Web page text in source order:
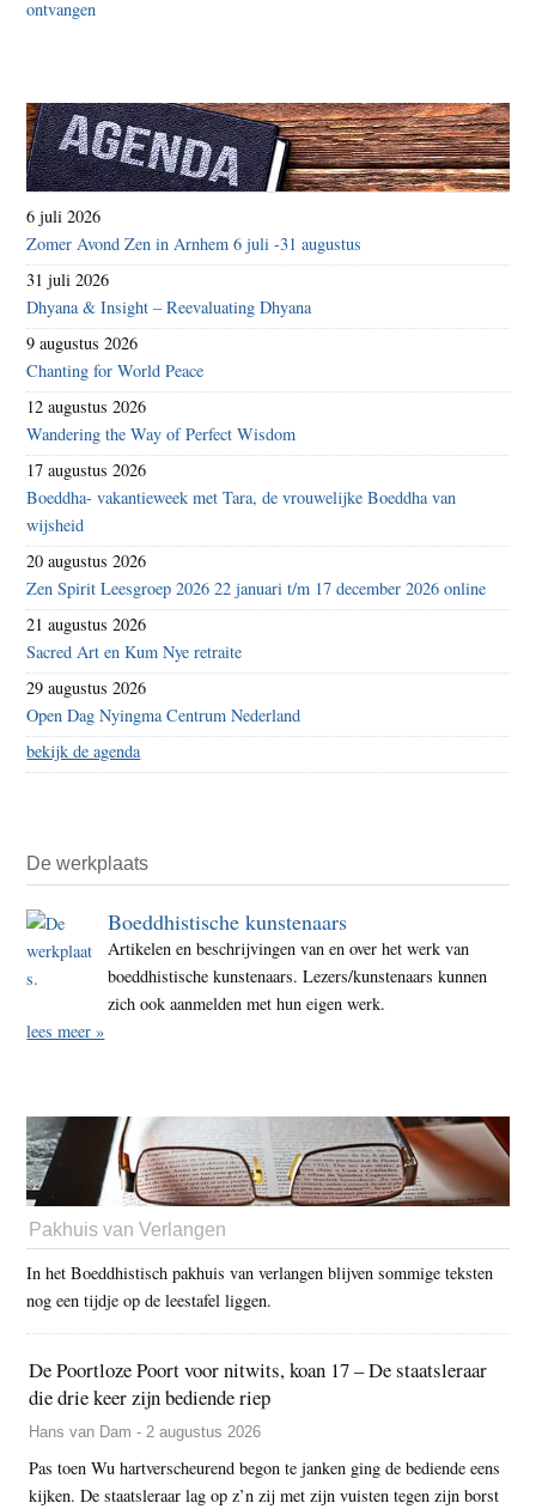
6 juli 2026
Zomer Avond Zen in Arnhem 6 juli -31 augustus
31 juli 2026
Dhyana & Insight – Reevaluating Dhyana
9 augustus 2026
Chanting for World Peace
12 augustus 2026
Wandering the Way of Perfect Wisdom
17 augustus 2026
Boeddha- vakantieweek met Tara, de vrouwelijke Boeddha van
wijsheid
20 augustus 2026
Zen Spirit Leesgroep 2026 22 januari t/m 17 december 2026 online
21 augustus 2026
Sacred Art en Kum Nye retraite
29 augustus 2026
Open Dag Nyingma Centrum Nederland
bekijk de agenda
De werkplaats
Boeddhistische kunstenaars
Artikelen en beschrijvingen van en over het werk van
boeddhistische kunstenaars. Lezers/kunstenaars kunnen
zich ook aanmelden met hun eigen werk.
lees meer »
Pakhuis van Verlangen
In het Boeddhistisch pakhuis van verlangen blijven sommige teksten
nog een tijdje op de leestafel liggen.
De Poortloze Poort voor nitwits, koan 17 – De staatsleraar
die drie keer zijn bediende riep
Hans van Dam - 2 augustus 2026
Pas toen Wu hartverscheurend begon te janken ging de bediende eens
kijken. De staatsleraar lag op z’n zij met zijn vuisten tegen zijn borst